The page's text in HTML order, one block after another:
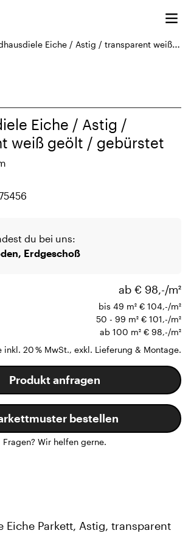
Eiche / Astig / transparent weiß geölt / gebürstet
Eiche / Astig /
weiß geölt / gebürstet
du bei uns:
Erdgeschoß
ab € 98,-/m²
bis 49 m² € 104,-/m²
50 - 99 m² € 101,-/m²
ab 100 m² € 98,-/m²
inkl. 20 % MwSt., exkl. Lieferung & Montage.
Produkt anfragen
bestellen
Fragen? Wir helfen gerne.
Eiche Parkett, Astig, transparent